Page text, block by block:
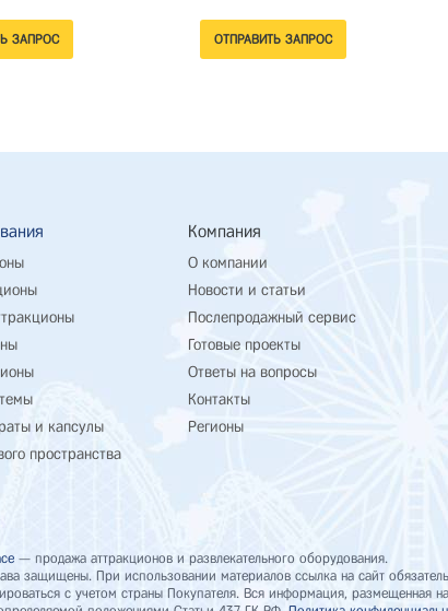
и капсулы
пространства
Компания
О компании
Новости и статьи
Послепродажный сервис
Готовые проекты
Ответы на вопросы
Контакты
Регионы
— продажа аттракционов и развлекательного оборудования.
защищены. При использовании материалов ссылка на сайт
с учетом страны Покупателя. Вся информация, размещенная